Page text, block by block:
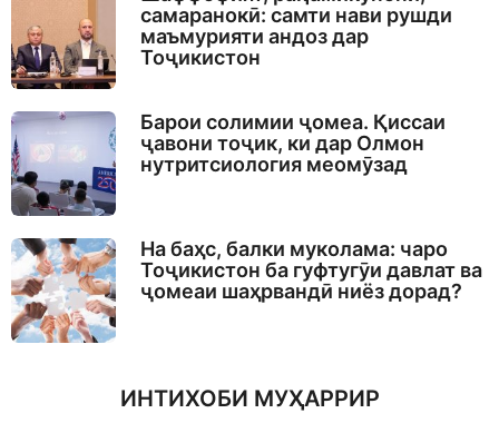
самаранокӣ: самти нави рушди
маъмурияти андоз дар
Тоҷикистон
Барои солимии ҷомеа. Қиссаи
ҷавони тоҷик, ки дар Олмон
нутритсиология меомӯзад
На баҳс, балки муколама: чаро
Тоҷикистон ба гуфтугӯи давлат ва
ҷомеаи шаҳрвандӣ ниёз дорад?
ИНТИХОБИ МУҲАРРИР